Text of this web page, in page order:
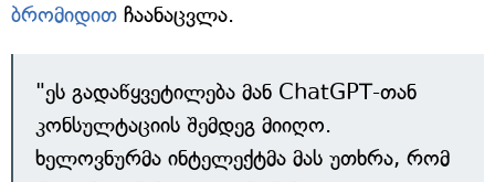
ბრომიდით ჩაანაცვლა.
"ეს გადაწყვეტილება მან ChatGPT-თან
კონსულტაციის შემდეგ მიიღო.
ხელოვნურმა ინტელექტმა მას უთხრა, რომ